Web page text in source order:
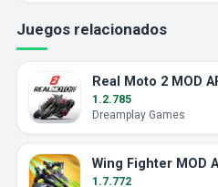
Juegos relacionados
1.2.785
Dreamplay Games
1.7.772